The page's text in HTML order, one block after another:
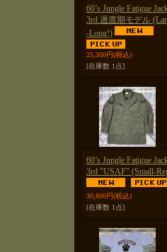
60’s Jungle Fatigue
3rd 過渡期モデル
-Long!)
25,300円(税込)
[在庫数 1点]
60’s Jungle Fatigue
3rd "USAF" (Small-
30,800円(税込)
[在庫数 1点]